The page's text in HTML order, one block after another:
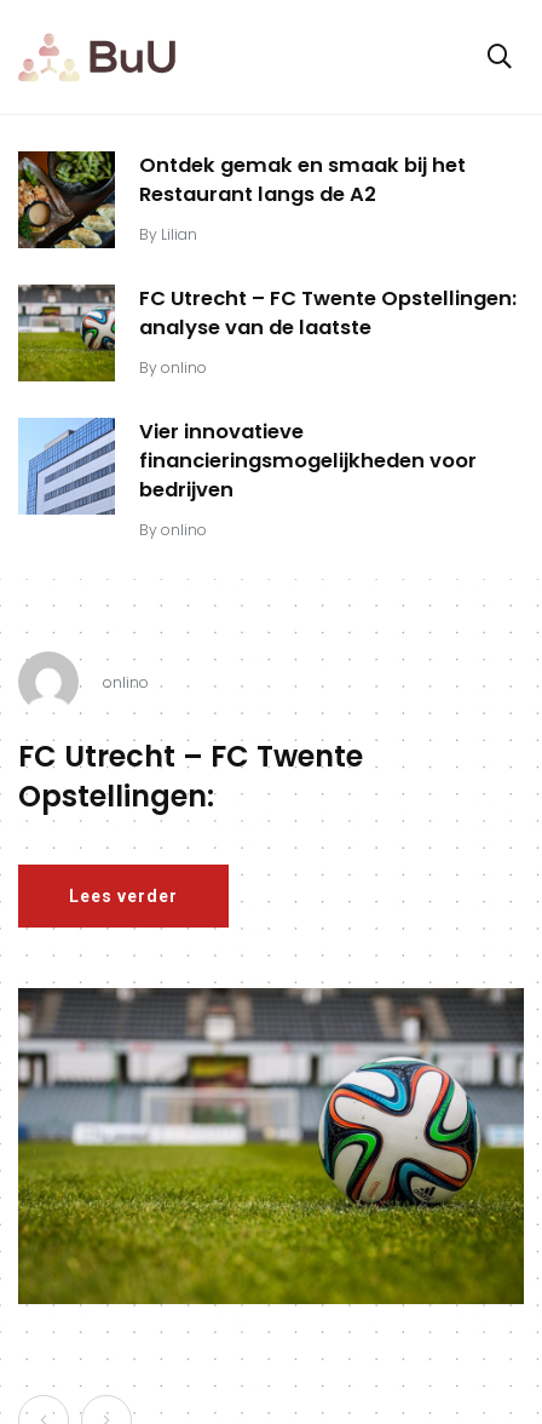
Ontdek gemak en smaak bij het
Restaurant langs de A2
By Lilian
FC Utrecht – FC Twente Opstellingen:
analyse van de laatste
Byonlino
Vier innovatieve
financieringsmogelijkheden voor
bedrijven
Byonlino
onlino
FC Utrecht – FC Twente
Opstellingen:
Lees verder